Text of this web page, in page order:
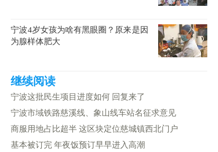
宁波4岁女孩为啥有黑眼圈？原来是因
为腺样体肥大
宁波这批民生项目进度如何 回复来了
宁波市域铁路慈溪线、象山线车站名征求意见
商服用地占比超半 这区块定位慈城镇西北门户
基本被订完 年夜饭预订早早进入高潮